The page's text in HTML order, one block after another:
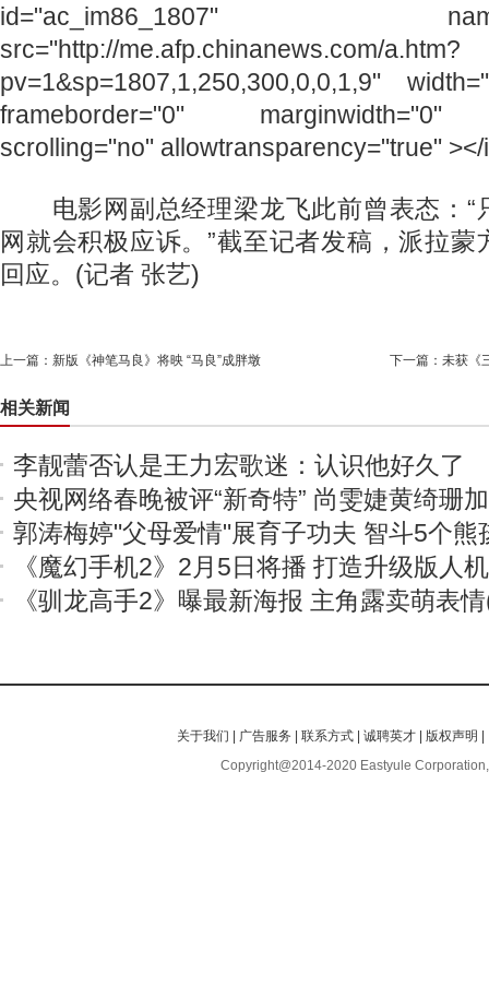
id="ac_im86_1807"
src="http://me.afp.chinanews.com/a.htm?
pv=1&sp=1807,1,250,300,0,0,1,9"
frameborder="0" marginwidth="0"
scrolling="no" allowtransparency="true"
电影网副总经理梁龙飞此前曾表态：“
网就会积极应诉。”截至记者发稿，派拉蒙
回应。 (记者 张艺)
上一篇： 新版《神笔马良》将映 “马良”成胖墩 下一篇： 未获《
相关新闻
李靓蕾否认是王力宏歌迷：认识他好久了
央视网络春晚被评“新奇特” 尚雯婕黄绮珊
郭涛梅婷"父母爱情"展育子功夫 智斗5个熊
《魔幻手机2》2月5日将播 打造升级版人
《驯龙高手2》曝最新海报 主角露卖萌表
关于我们 广告服务 |联系方式 |诚聘英才 版权声明
Copyright@2014-2020 Eastyule